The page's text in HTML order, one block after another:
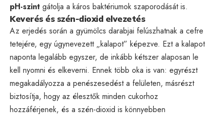
pH-szint gátolja a káros baktériumok szaporodását is.
Keverés és szén-dioxid elvezetés
Az erjedés során a gyümölcs darabjai felúszhatnak a cefre
tetejére, egy úgynevezett „kalapot” képezve. Ezt a kalapot
naponta legalább egyszer, de inkább kétszer alaposan le
kell nyomni és elkeverni. Ennek több oka is van: egyrészt
megakadályozza a penészesedést a felületen, másrészt
biztosítja, hogy az élesztők minden cukorhoz
hozzáférjenek, és a szén-dioxid is könnyebben